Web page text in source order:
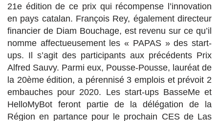
21e édition de ce prix qui récompense l’innovation
en pays catalan. François Rey, également directeur
financier de Diam Bouchage, est revenu sur ce qu’il
nomme affectueusement les « PAPAS » des start-
ups. Il s’agit des participants aux précédents Prix
Alfred Sauvy. Parmi eux, Pousse-Pousse, lauréat de
la 20ème édition, a pérennisé 3 emplois et prévoit 2
embauches pour 2020. Les start-ups BasseMe et
HelloMyBot feront partie de la délégation de la
Région en partance pour le prochain CES de Las